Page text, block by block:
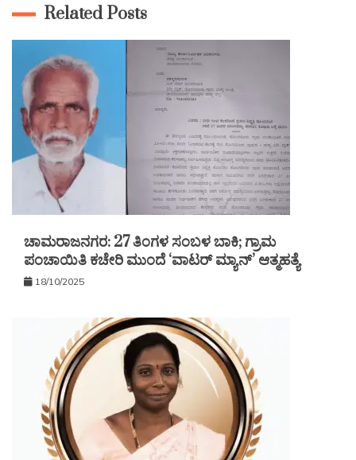
Related Posts
ಚಾಮರಾಜನಗರ: 27 ತಿಂಗಳ ಸಂಬಳ ಬಾಕಿ; ಗ್ರಾಮ
ಪಂಚಾಯಿತಿ ಕಚೇರಿ ಮುಂದೆ ‘ವಾಟರ್ ಮ್ಯಾನ್’ ಆತ್ಮಹತ್ಯೆ
18/10/2025